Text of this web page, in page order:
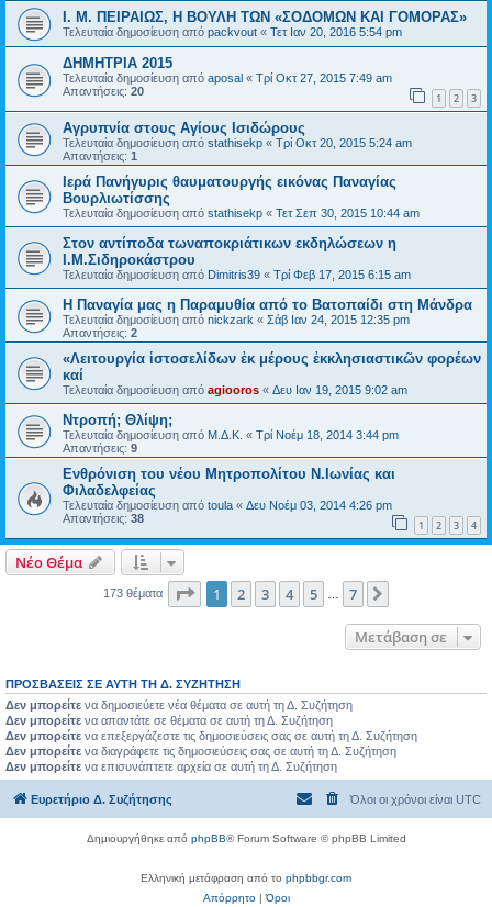
Ι. Μ. ΠΕΙΡΑΙΩΣ, Η ΒΟΥΛΗ ΤΩΝ «ΣΟΔΟΜΩΝ ΚΑΙ ΓΟΜΟΡΑΣ»
Τελευταία δημοσίευση από packvout « Τετ Ιαν 20, 2016 5:54 pm
ΔΗΜΗΤΡΙΑ 2015
Τελευταία δημοσίευση από aposal « Τρί Οκτ 27, 2015 7:49 am
Απαντήσεις: 20 1 2 3
Αγρυπνία στους Αγίους Ισιδώρους
Τελευταία δημοσίευση από stathisekp « Τρί Οκτ 20, 2015 5:24 am
Απαντήσεις: 1
Ιερά Πανήγυρις θαυματουργής εικόνας Παναγίας
Βουρλιωτίσσης
Τελευταία δημοσίευση από stathisekp « Τετ Σεπ 30, 2015 10:44 am
Στον αντίποδα τωναποκριάτικων εκδηλώσεων η
Ι.Μ.Σιδηροκάστρου
Τελευταία δημοσίευση από Dimitris39 « Τρί Φεβ 17, 2015 6:15 am
Η Παναγία μας η Παραμυθία από το Βατοπαίδι στη Μάνδρα
Τελευταία δημοσίευση από nickzark « Σάβ Ιαν 24, 2015 12:35 pm
Απαντήσεις: 2
«Λειτουργία ἱστοσελίδων ἐκ μέρους ἐκκλησιαστικῶν φορέων
καί
Τελευταία δημοσίευση από agiooros « Δευ Ιαν 19, 2015 9:02 am
Ντροπή; Θλίψη;
Τελευταία δημοσίευση από Μ.Δ.Κ. « Τρί Νοέμ 18, 2014 3:44 pm
Απαντήσεις: 9
Ενθρόνιση του νέου Μητροπολίτου Ν.Ιωνίας και
Φιλαδελφείας
Τελευταία δημοσίευση από toula « Δευ Νοέμ 03, 2014 4:26 pm
Απαντήσεις: 38 1 2 3 4
Νέο Θέμα
173 θέματα Σελίδα από7
1 2 3 4 5 7
Μετάβαση σε
ΠΡΟΣΒΆΣΕΙΣ ΣΕ ΑΥΤΉ ΤΗ Δ. ΣΥΖΉΤΗΣΗ
Δεν μπορείτε να δημοσιεύετε νέα θέματα σε αυτή τη Δ. Συζήτηση
Δεν μπορείτε να απαντάτε σε θέματα σε αυτή τη Δ. Συζήτηση
Δεν μπορείτε να επεξεργάζεστε τις δημοσιεύσεις σας σε αυτή τη Δ. Συζήτηση
Δεν μπορείτε να διαγράφετε τις δημοσιεύσεις σας σε αυτή τη Δ. Συζήτηση
Δεν μπορείτε να επισυνάπτετε αρχεία σε αυτή τη Δ. Συζήτηση
Ευρετήριο Δ. Συζήτησης Όλοι οι χρόνοι είναι UTC
Δημιουργήθηκε από phpBB® Forum Software © phpBB Limited
Ελληνική μετάφραση από το phpbbgr.com
Απόρρητο|Όροι